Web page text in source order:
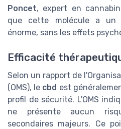
Poncet, expert en
que cette molécule a un
énorme, sans les effets
Efficacité
Selon un rapport de
(OMS), le cbd est
profil de sécurité. L'OMS
ne présente aucun
secondaires majeurs. Ce